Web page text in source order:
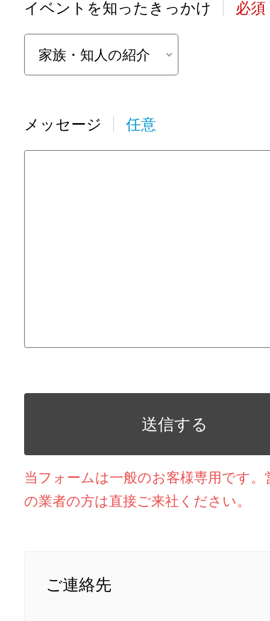
イベントを知ったきっかけ 必須
家族・知人の紹介
メッセージ 任意
当フォームは一般のお客様専用です。
の業者の方は直接ご来社ください。
ご連絡先